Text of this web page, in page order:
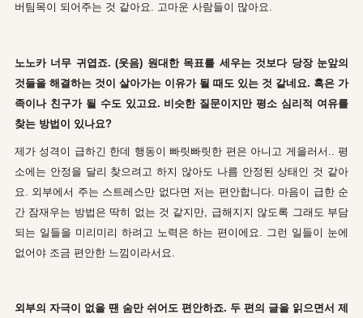
버팀목이 되어주는 것 같아요. 고마운 사람들이 많아요.
노노카 너무 귀엽죠. (웃음) 원대한 목표를 세우는 것보다 당장 눈앞의
것들을 해결하는 것이 살아가는 이유가 될 때도 있는 것 같네요. 혹은 가
족이나 친구가 될 수도 있고요. 비슷한 질문이지만 평소 심리적 여유를
찾는 방법이 있나요?
제가 성격이 급하긴 한데 행동이 빠릿빠릿한 편은 아니고 게을러서.. 평
소에는 안정을 달리 찾으려고 하지 않아도 나름 안정된 상태인 것 같아
요. 외부에서 주는 스트레스만 없다면 저는 편안합니다. 마음이 급한 순
간 잠재우는 방법은 딱히 없는 것 같지만, 급해지지 않도록 그래도 부담
되는 일들을 미리미리 하려고 노력은 하는 편이에요. 그런 일들이 눈에
없어야 조금 편안한 느낌이라서요.
외부의 자극이 없을 땐 숨만 쉬어도 편안하죠. 두 편의 글을 읽으면서 제